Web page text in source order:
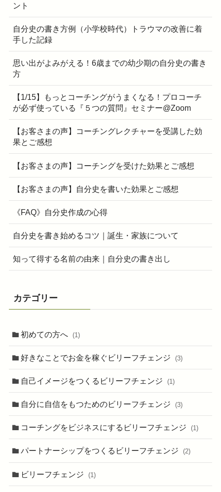
ント
自分史の書き方例（小学校時代）トラウマの改善に着
手した記録
思い出がよみがえる！6歳までの幼少期の自分史の書き
方
【1/15】もっとコーチングがうまくなる！プロコーチ
が必ず使っている『５つの質問』セミナー@Zoom
【お客さまの声】コーチングレクチャーを受講した効
果とご感想
【お客さまの声】コーチングを受けた効果とご感想
【お客さまの声】自分史を書いた効果とご感想
《FAQ》自分史作成の心得
自分史を書き始めるコツ｜誕生・家族について
知って得する名前の由来｜自分史の書き出し
カテゴリー
初めての方へ (1)
好きなことでお金を稼ぐビリーフチェンジ (3)
自己イメージをつくるビリーフチェンジ (1)
自分に自信をもつためのビリーフチェンジ (3)
コーチングをビジネスにするビリーフチェンジ (1)
パートナーシップをつくるビリーフチェンジ (2)
ビリーフチェンジ (1)